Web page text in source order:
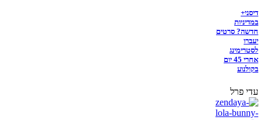
דיסני+
במדיניות
חדשה? סרטים
יעברו
לסטרימינג
אחרי 45 יום
בקולנוע
עדי פרל